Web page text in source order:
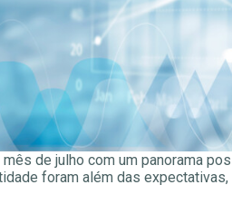
de julho com um panorama
foram além das